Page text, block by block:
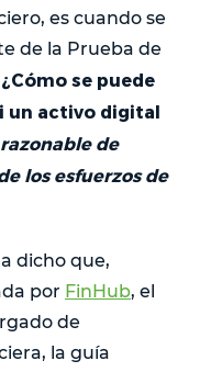
es cuando se
de la Prueba de
¿Cómo se puede
un activo digital
de
los esfuerzos de
dicho que,
por FinHub, el
de
la guía